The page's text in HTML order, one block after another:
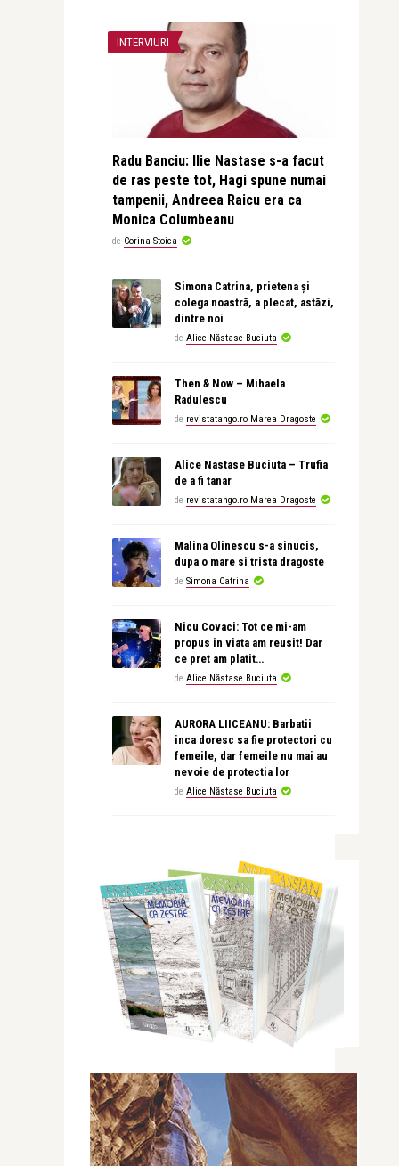
INTERVIURI
Radu Banciu: Ilie Nastase s-a facut
de ras peste tot, Hagi spune numai
tampenii, Andreea Raicu era ca
Monica Columbeanu
de Corina Stoica
Simona Catrina, prietena și
colega noastră, a plecat, astăzi,
dintre noi
de Alice Năstase Buciuta
Then & Now – Mihaela
Radulescu
de revistatango.ro Marea Dragoste
Alice Nastase Buciuta – Trufia
de a fi tanar
de revistatango.ro Marea Dragoste
Malina Olinescu s-a sinucis,
dupa o mare si trista dragoste
de Simona Catrina
Nicu Covaci: Tot ce mi-am
propus in viata am reusit! Dar
ce pret am platit…
de Alice Năstase Buciuta
AURORA LIICEANU: Barbatii
inca doresc sa fie protectori cu
femeile, dar femeile nu mai au
nevoie de protectia lor
de Alice Năstase Buciuta